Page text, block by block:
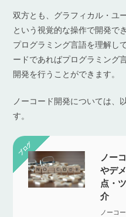
双方とも、グラフィカル・ユ
という視覚的な操作で開発で
プログラミング言語を理解し
ードであればプログラミング
開発を行うことができます。
ノーコード開発については、
す。
ノー
やデ
点・
介
ノーコ